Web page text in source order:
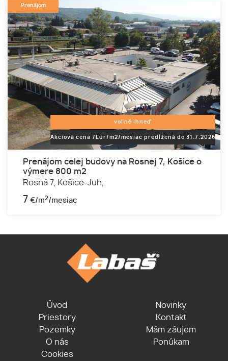
Prenájom
voľné ihneď
Akciová cena 7Eur/m2/mesiac predĺžená do 31.7.2026
Prenájom celej budovy na Rosnej 7, Košice o
výmere 800 m2
Rosná 7, Košice-Juh,
7 €/m2/mesiac
Úvod
Priestory
Pozemky
O nás
Cookies
Novinky
Kontakt
Mám záujem
Ponúkam